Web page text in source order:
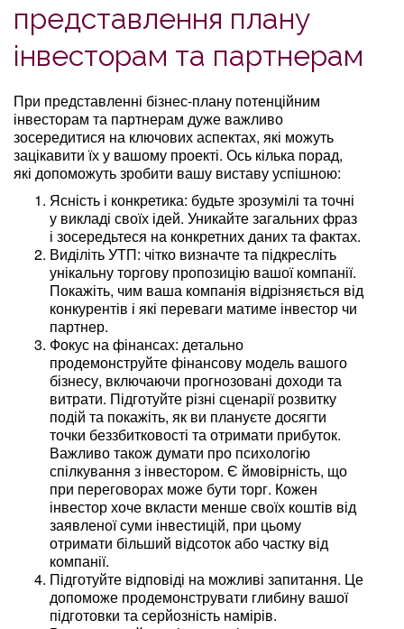
представлення плану
інвесторам та партнерам
При представленні бізнес-плану потенційним
інвесторам та партнерам дуже важливо
зосередитися на ключових аспектах, які можуть
зацікавити їх у вашому проекті. Ось кілька порад,
які допоможуть зробити вашу виставу успішною:
Ясність і конкретика: будьте зрозумілі та точні
у викладі своїх ідей. Уникайте загальних фраз
і зосередьтеся на конкретних даних та фактах.
Виділіть УТП: чітко визначте та підкресліть
унікальну торгову пропозицію вашої компанії.
Покажіть, чим ваша компанія відрізняється від
конкурентів і які переваги матиме інвестор чи
партнер.
Фокус на фінансах: детально
продемонструйте фінансову модель вашого
бізнесу, включаючи прогнозовані доходи та
витрати. Підготуйте різні сценарії розвитку
подій та покажіть, як ви плануєте досягти
точки беззбитковості та отримати прибуток.
Важливо також думати про психологію
спілкування з інвестором. Є ймовірність, що
при переговорах може бути торг. Кожен
інвестор хоче вкласти менше своїх коштів від
заявленої суми інвестицій, при цьому
отримати більший відсоток або частку від
компанії.
Підготуйте відповіді на можливі запитання. Це
допоможе продемонструвати глибину вашої
підготовки та серйозність намірів.